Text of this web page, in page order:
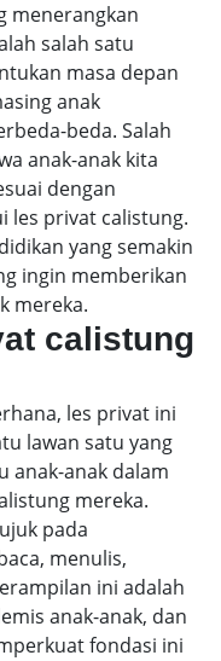
menerangkan
salah satu
masa depan
anak
beda. Salah
anak-anak kita
dengan
les privat calistung.
yang semakin
ingin memberikan
mereka.
calistung
les privat ini
lawan satu yang
anak-anak dalam
mereka.
pada
menulis,
ini adalah
anak-anak, dan
fondasi ini